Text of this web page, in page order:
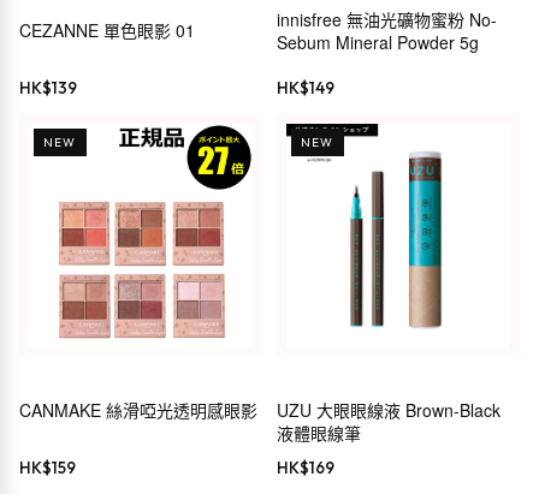
CEZANNE 單色眼影 01
HK$139
innisfree 無油光礦物蜜粉 No-
Sebum Mineral Powder 5g
HK$149
NEW
CANMAKE 絲滑啞光透明感眼影
HK$159
NEW
UZU 大眼眼線液 Brown-Black
液體眼線筆
HK$169